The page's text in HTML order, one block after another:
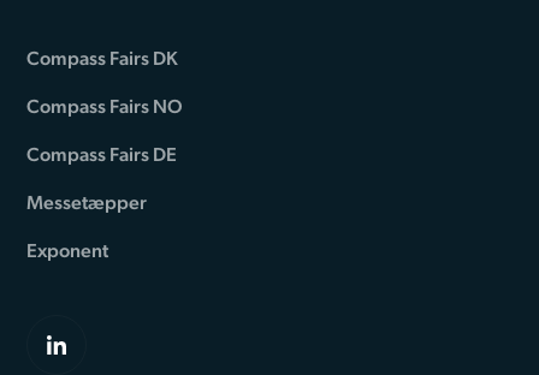
Compass Fairs DK
Compass Fairs NO
Compass Fairs DE
Messetæpper
Exponent